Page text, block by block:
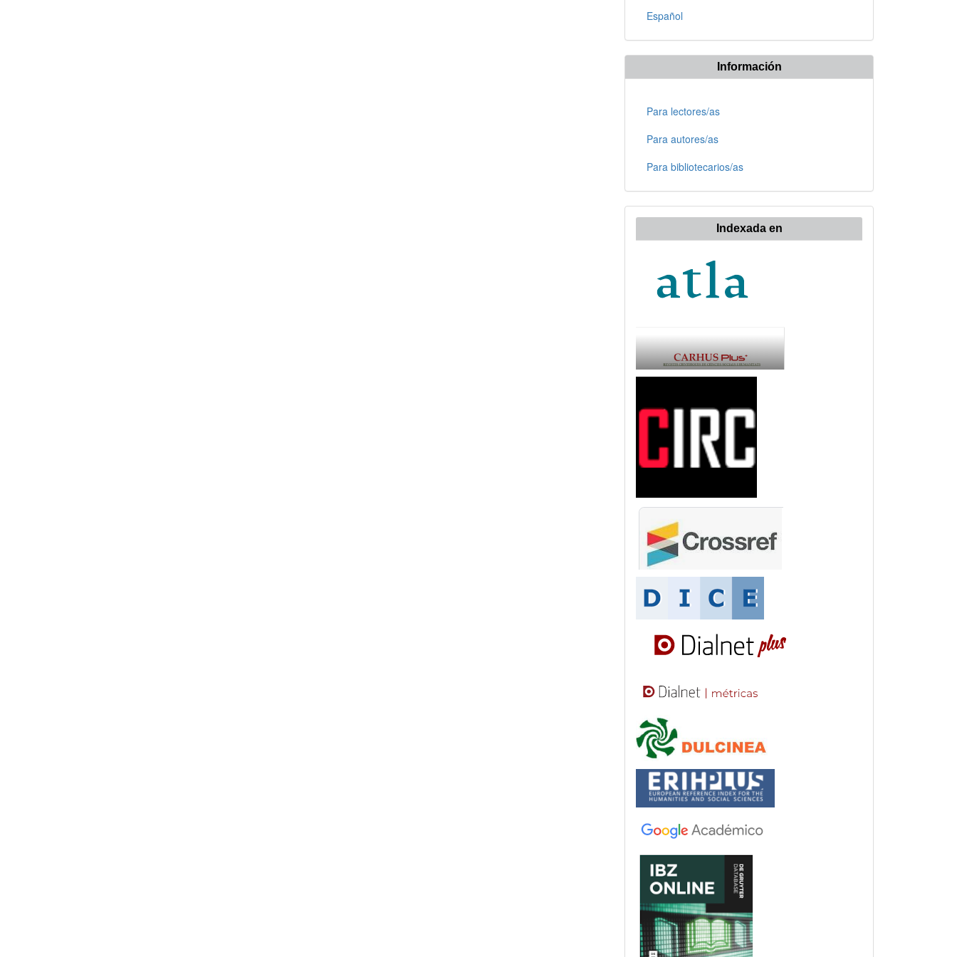
Español
Información
Para lectores/as
Para autores/as
Para bibliotecarios/as
Indexada en